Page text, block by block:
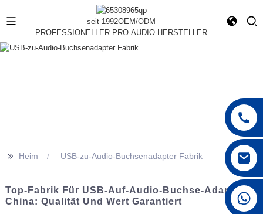
seit 1992OEM/ODM
PROFESSIONELLER PRO-AUDIO-HERSTELLER
+86 15168592711
>> Heim USB-zu-Audio-Buchsenadapter Fabrik
Top-Fabrik Für USB-Auf-Audio-Buchse-Adapter In
China: Qualität Und Wert Garantiert